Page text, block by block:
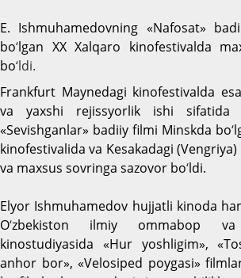
E. Ishmuhamedovning «Nafosat»
bo‘lgan XX Xalqaro kinofestivalda
bo‘ldi.
Frankfurt Maynedagi kinofestivalda
va yaxshi rejissyorlik ishi sifatida
«Sevishganlar» badiiy filmi Minskda bo‘
kinofestivalida va Kesakadagi
va maxsus sovringa sazovor bo‘ldi.
Elyor Ishmuhamedov hujjatli kinoda
O‘zbekiston ilmiy ommabop
kinostudiyasida «Hur yoshligim»,
anhor bor», «Velosiped poygasi»